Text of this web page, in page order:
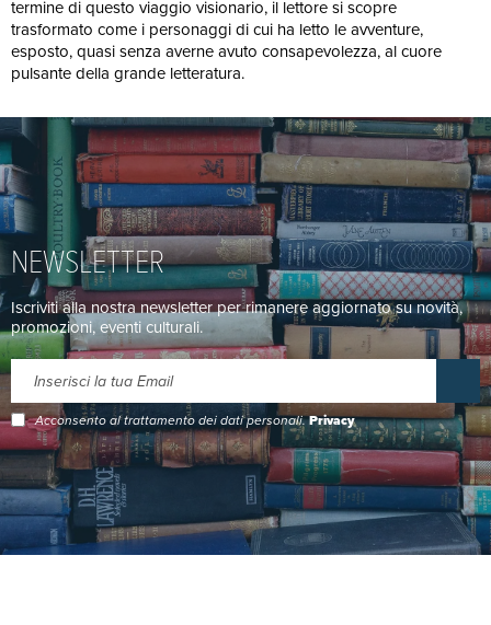
termine di questo viaggio visionario, il lettore si scopre
trasformato come i personaggi di cui ha letto le avventure,
esposto, quasi senza averne avuto consapevolezza, al cuore
pulsante della grande letteratura.
NEWSLETTER
Iscriviti alla nostra newsletter per rimanere aggiornato su novità,
promozioni, eventi culturali.
Acconsento al trattamento dei dati personali.Privacy